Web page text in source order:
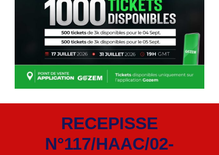
RECEPISSE
N°117/HAAC/02-